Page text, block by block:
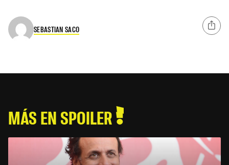
SEBASTIAN SACO
MÁS EN SPOILER